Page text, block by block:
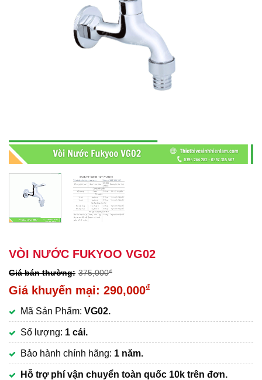
VÒI NƯỚC FUKYOO VG02
375,000₫
Giá
là:
375,000₫.
290,000₫
hiện
tại
là:
290,000₫.
Mã Sản Phẩm: VG02.
Số lượng: 1 cái.
Bảo hành chính hãng: 1 năm.
Hỗ trợ phí vận chuyển toàn quốc 10k trên đơn.